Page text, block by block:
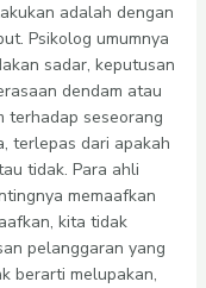
adalah dengan
Psikolog umumnya
sadar, keputusan
dendam atau
terhadap seseorang
terlepas dari apakah
tidak. Para ahli
memaafkan
kita tidak
pelanggaran yang
berarti melupakan,